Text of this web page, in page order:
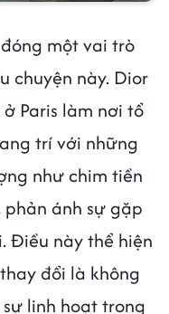
một vai trò
chuyện này. Dior
Paris làm nơi tổ
trí với những
như chim tiền
ánh sự gặp
Điều này thể hiện
đổi là không
linh hoạt trong